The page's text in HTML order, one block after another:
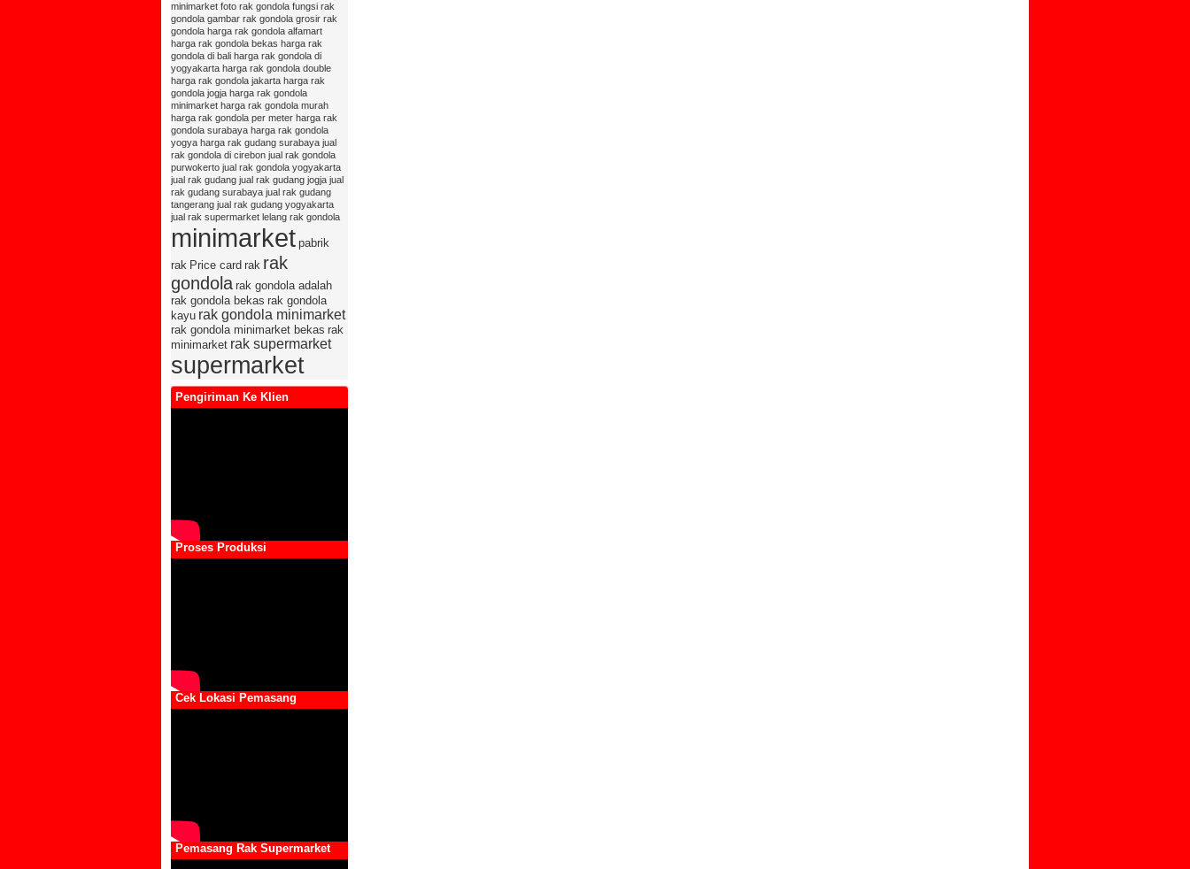
minimarket foto rak gondola fungsi rak
gondola gambar rak gondola grosir rak
gondola harga rak gondola alfamart
harga rak gondola bekas harga rak
gondola di bali harga rak gondola di
yogyakarta harga rak gondola double
harga rak gondola jakarta harga rak
gondola jogja harga rak gondola
minimarket harga rak gondola murah
harga rak gondola per meter harga rak
gondola surabaya harga rak gondola
yogya harga rak gudang surabaya jual
rak gondola di cirebon jual rak gondola
purwokerto jual rak gondola yogyakarta
jual rak gudang jual rak gudang jogja jual
rak gudang surabaya jual rak gudang
tangerang jual rak gudang yogyakarta
jual rak supermarket lelang rak gondola
minimarket pabrik
rak Price card rak rak
gondola rak gondola adalah
rak gondola bekas rak gondola
kayu rak gondola minimarket
rak gondola minimarket bekas rak
minimarket rak supermarket
supermarket
Pengiriman Ke Klien
Proses Produksi
Cek Lokasi Pemasang
Pemasang Rak Supermarket